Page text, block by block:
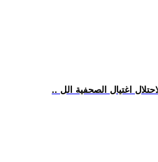
اغتيال الصحفية الل